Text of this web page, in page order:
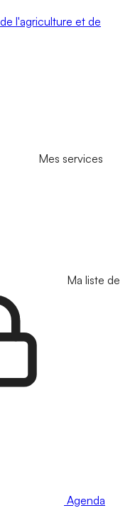
l'agriculture et de
Mes services
Ma liste de
Agenda